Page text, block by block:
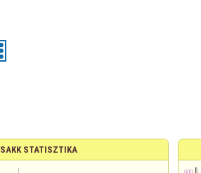
SAKK STATISZTIKA